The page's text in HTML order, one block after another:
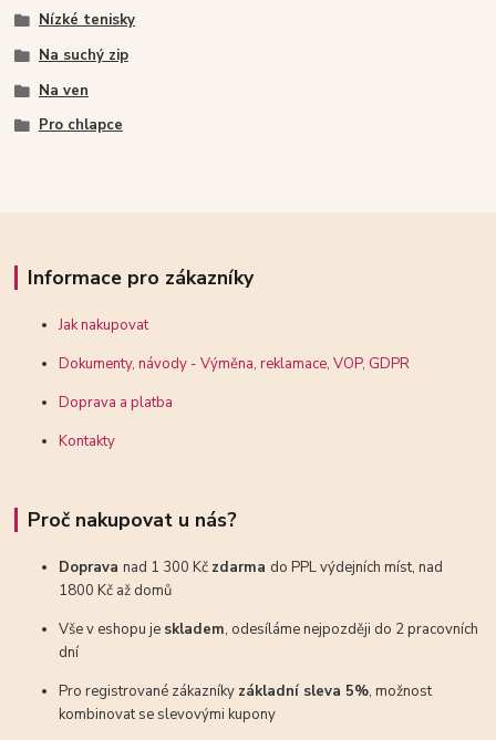
Nízké tenisky
Na suchý zip
Na ven
Pro chlapce
Informace pro zákazníky
Jak nakupovat
Dokumenty, návody - Výměna, reklamace, VOP, GDPR
Doprava a platba
Kontakty
Proč nakupovat u nás?
Dopravanad 1 300 Kč zdarma do PPL výdejních míst, nad
1800 Kč až domů
Vše v eshopu je skladem, odesíláme nejpozději do 2 pracovních
dní
Pro registrované zákazníky základní sleva 5%, možnost
kombinovat se slevovými kupony